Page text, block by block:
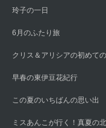
玲子の一日
6月のふたり旅
クリス＆アリシアの初めて
早春の東伊豆花紀行
この夏のいちばんの思い出
ミスあんこが行く！真夏の